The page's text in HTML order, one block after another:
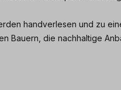
handverlesen und zu
Bauern, die nachhaltige